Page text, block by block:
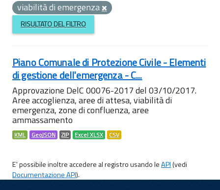
viabilità di emergenza
RISULTATO DEL FILTRO
Piano Comunale di Protezione Civile - Elementi
di gestione dell'emergenza - C...
Approvazione DelC 00076-2017 del 03/10/2017.
Aree accoglienza, aree di attesa, viabilità di
emergenza, zone di confluenza, aree
ammassamento
KML GeoJSON ZIP Excel XLSX CSV
E' possibile inoltre accedere al registro usando leAPI(vedi
Documentazione API).